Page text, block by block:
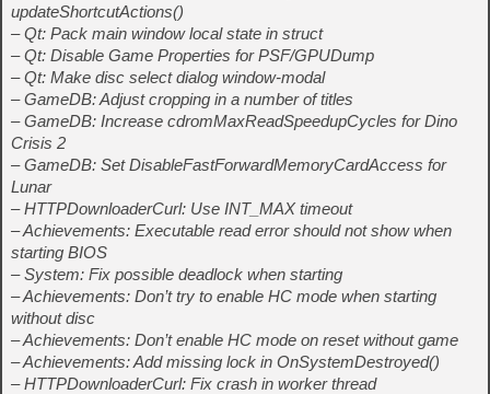
updateShortcutActions()
– Qt: Pack main window local state in struct
– Qt: Disable Game Properties for PSF/GPUDump
– Qt: Make disc select dialog window-modal
– GameDB: Adjust cropping in a number of titles
– GameDB: Increase cdromMaxReadSpeedupCycles for Dino
Crisis 2
– GameDB: Set DisableFastForwardMemoryCardAccess for
Lunar
– HTTPDownloaderCurl: Use INT_MAX timeout
– Achievements: Executable read error should not show when
starting BIOS
– System: Fix possible deadlock when starting
– Achievements: Don’t try to enable HC mode when starting
without disc
– Achievements: Don’t enable HC mode on reset without game
– Achievements: Add missing lock in OnSystemDestroyed()
– HTTPDownloaderCurl: Fix crash in worker thread